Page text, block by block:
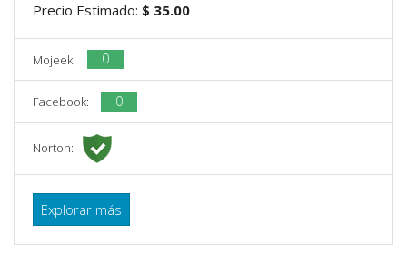
Precio Estimado: $ 35.00
Mojeek: 0
Facebook: 0
Norton:
Explorar más